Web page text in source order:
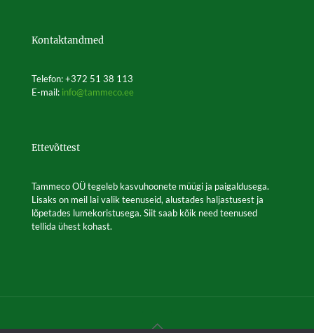
Kontaktandmed
Telefon: +372 51 38 113
E-mail: info@tammeco.ee
Ettevõttest
Tammeco OÜ tegeleb kasvuhoonete müügi ja paigaldusega.
Lisaks on meil lai valik teenuseid, alustades haljastusest ja
lõpetades lumekoristusega. Siit saab kõik need teenused
tellida ühest kohast.